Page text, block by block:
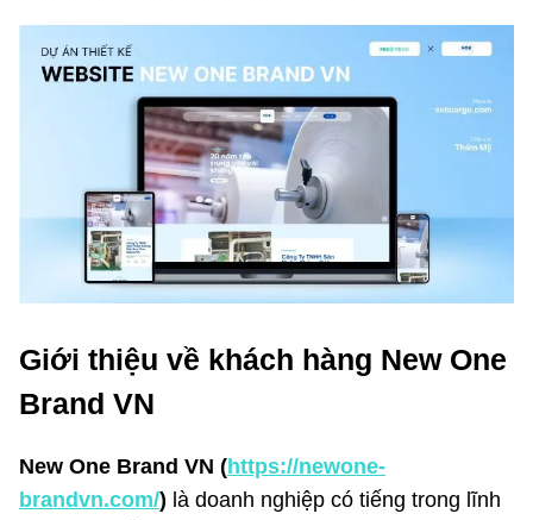
Giới thiệu về khách hàng New One
Brand VN
New One Brand VN (https://newone-
brandvn.com/) là doanh nghiệp có tiếng trong lĩnh